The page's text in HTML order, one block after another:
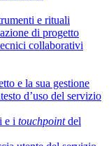
e rituali
di progetto
collaborativi
e la sua gestione
d’uso del servizio
e i touchpointdel